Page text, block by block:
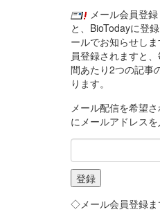
メール会員登
と、BioTodayに登
ールでお知らせし
員登録されますと
間あたり2つの記事
ります。
メール配信を希望
にメールアドレスを
◇メール会員登録ま